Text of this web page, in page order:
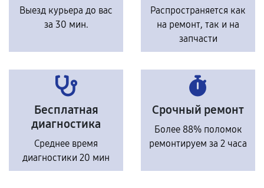
Выезд курьера до вас
за 30 мин.
Распространяется как
на ремонт, так и на
запчасти
Бесплатная
диагностика
Среднее время
диагностики 20 мин
Срочный ремонт
Более 88% поломок
ремонтируем за 2 часа